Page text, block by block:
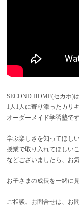
SECOND HOME(セカホ)は
1人1人に寄り添ったカリ
オーダーメイド学習塾です
学ぶ楽しさを知ってほしい
授業で取り入れてほしいこ
などございましたら、お
お子さまの成長を一緒に
ご相談、お問合せは、お